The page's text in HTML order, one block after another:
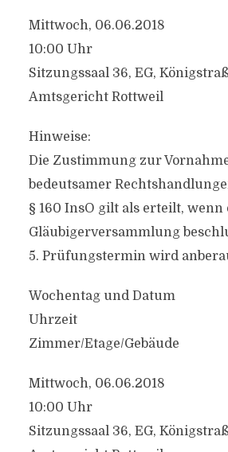
Mittwoch, 06.06.2018
10:00 Uhr
Sitzungssaal 36, EG,
Amtsgericht Rottweil
Hinweise:
Die Zustimmung zur
bedeutsamer
§ 160 InsO gilt als erteilt,
Gläubigerversammlung
5. Prüfungstermin wird
Wochentag und Datum
Uhrzeit
Zimmer/Etage/Gebäude
Mittwoch, 06.06.2018
10:00 Uhr
Sitzungssaal 36, EG,